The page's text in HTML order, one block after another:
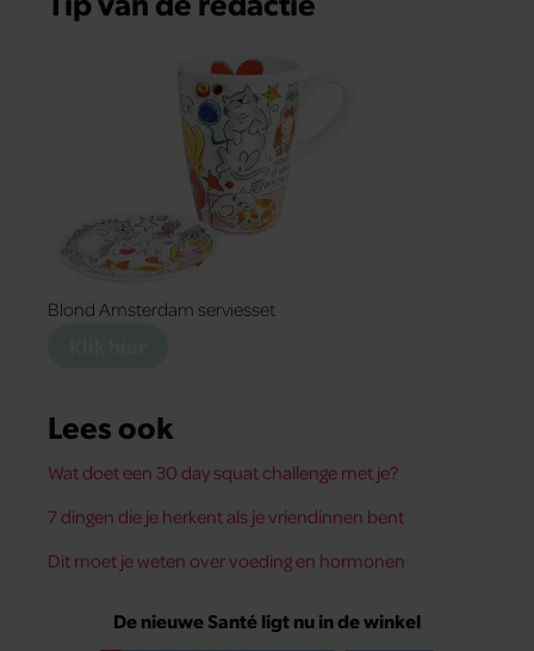
Blond Amsterdam serviesset
Lees ook
Wat doet een 30 day squat challenge met je?
7 dingen die je herkent als je vriendinnen bent
Dit moet je weten over voeding en hormonen
De nieuwe Santé ligt nu in de winkel